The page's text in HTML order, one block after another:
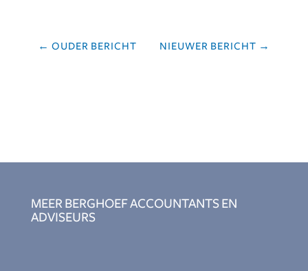
← OUDER BERICHT NIEUWER BERICHT →
MEER BERGHOEF ACCOUNTANTS EN
ADVISEURS